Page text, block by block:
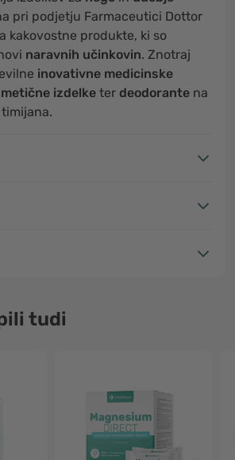
pri podjetju Farmaceutici Dottor
kakovostne produkte, ki so
naravnih učinkovin. Znotraj
inovativne medicinske
izdelke ter deodorante na
tudi